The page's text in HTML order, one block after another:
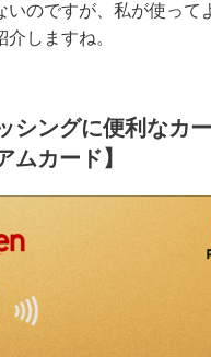
いのですが、私が使って
しますね。
シングに便利なカ
ムカード】